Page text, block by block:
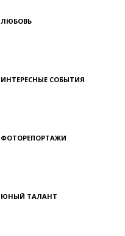
ЛЮБОВЬ
ИНТЕРЕСНЫЕ СОБЫТИЯ
ФОТОРЕПОРТАЖИ
ЮНЫЙ ТАЛАНТ